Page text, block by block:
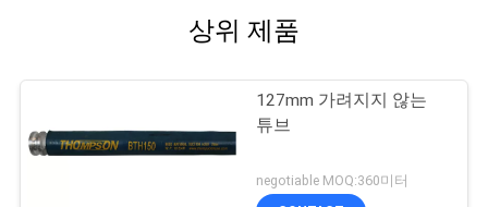
상위 제품
127mm 가려지지 않는
튜브
negotiable MOQ:360미터